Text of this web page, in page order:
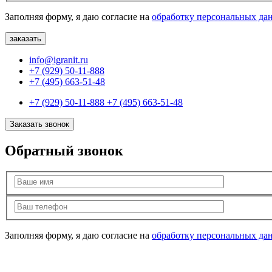
Заполняя форму, я даю согласие на обработку персональных
info@igranit.ru
+7 (929) 50-11-888
+7 (495) 663-51-48
+7 (929) 50-11-888 +7 (495) 663-51-48
Заказать звонок
Обратный звонок
Заполняя форму, я даю согласие на обработку персональных